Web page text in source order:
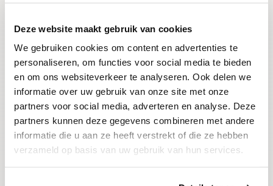
Deze website maakt gebruik van cookies
We gebruiken cookies om content en advertenties te
personaliseren, om functies voor social media te bieden
en om ons websiteverkeer te analyseren. Ook delen we
informatie over uw gebruik van onze site met onze
partners voor social media, adverteren en analyse. Deze
partners kunnen deze gegevens combineren met andere
informatie die u aan ze heeft verstrekt of die ze hebben
verzameld op basis van uw gebruik van hun services.
Blijf op de hoogte
Ontvang het laatste wijnnieuws, proeverijen en
evenementen
E-mailadres
Aanmelden